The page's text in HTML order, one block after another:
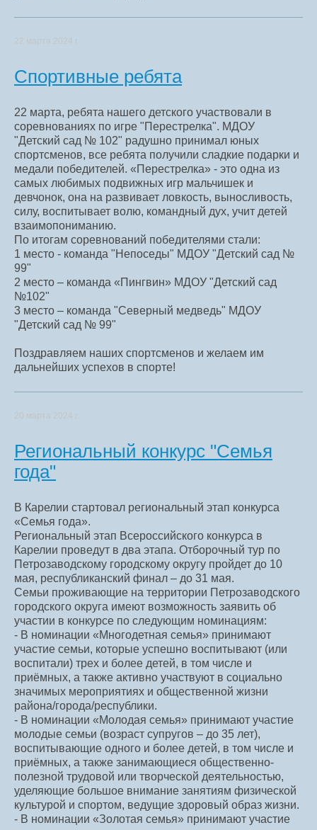
22 марта 2024 г.
Спортивные ребята
22 марта, ребята нашего детского участвовали в
соревнованиях по игре "Перестрелка". МДОУ
"Детский сад № 102" радушно принимал юных
спортсменов, все ребята получили сладкие подарки и
медали победителей. «Перестрелка» - это одна из
самых любимых подвижных игр мальчишек и
девчонок, она на развивает ловкость, выносливость,
силу, воспитывает волю, командный дух, учит детей
взаимопониманию.
По итогам соревнований победителями стали:
1 место - команда "Непоседы" МДОУ "Детский сад №
99"
2 место – команда «Пингвин» МДОУ "Детский сад
№102"
3 место – команда "Северный медведь" МДОУ
"Детский сад № 99"
Поздравляем наших спортсменов и желаем им
дальнейших успехов в спорте!
20 марта 2024 г.
Региональный конкурс "Семья
года"
В Карелии стартовал региональный этап конкурса
«Семья года».
Региональный этап Всероссийского конкурса в
Карелии проведут в два этапа. Отборочный тур по
Петрозаводскому городскому округу пройдет до 10
мая, республиканский финал – до 31 мая.
Семьи проживающие на территории Петрозаводского
городского округа имеют возможность заявить об
участии в конкурсе по следующим номинациям:
- В номинации «Многодетная семья» принимают
участие семьи, которые успешно воспитывают (или
воспитали) трех и более детей, в том числе и
приёмных, а также активно участвуют в социально
значимых мероприятиях и общественной жизни
района/города/республики.
- В номинации «Молодая семья» принимают участие
молодые семьи (возраст супругов – до 35 лет),
воспитывающие одного и более детей, в том числе и
приёмных, а также занимающиеся общественно-
полезной трудовой или творческой деятельностью,
уделяющие большое внимание занятиям физической
культурой и спортом, ведущие здоровый образ жизни.
- В номинации «Золотая семья» принимают участие